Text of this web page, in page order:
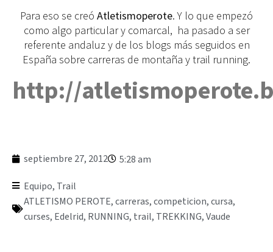
Para eso se creó Atletismoperote. Y lo que empezó
como algo particular y comarcal, ha pasado a ser
referente andaluz y de los blogs más seguidos en
España sobre carreras de montaña y trail running.
http://
septiembre 27, 2012 5:28 am
Equipo, Trail
ATLETISMO PEROTE, carreras, competicion, cursa,
curses, Edelrid, RUNNING, trail, TREKKING, Vaude